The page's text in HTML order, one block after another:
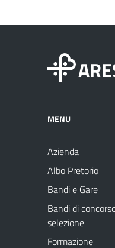
MENU
Azienda
Albo Pretorio
Bandi e Gare
Bandi di
selezione
Formazione